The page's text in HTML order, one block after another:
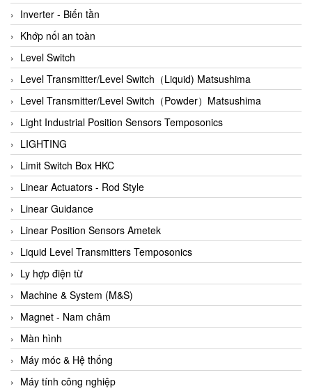
ATI (Analytical Technology Inc)
Atos
Atrax
Auma
Autec
Auto Flow
Automatic valve
Aventics
Avproglobal
Axiomtek
AZBIL
B&C Electronics
B&R
Babcok wilcox
Baelz Automatic Vietnam
Bahr Modultechnik Vietnam
Balluff
BamBo Vietnam
Inverter - Biến tần
Khớp nối an toàn
Level Switch
Level Transmitter/Level Switch（Liquid) Matsushima
Level Transmitter/Level Switch（Powder）Matsushima
Light Industrial Position Sensors Temposonics
LIGHTING
Limit Switch Box HKC
Linear Actuators - Rod Style
Linear Guidance
Linear Position Sensors Ametek
Liquid Level Transmitters Temposonics
Ly hợp điện từ
Machine & System (M&S)
Magnet - Nam châm
Màn hình
Máy móc & Hệ thống
Máy tính công nghiệp